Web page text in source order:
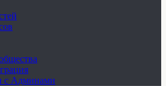
с Админами